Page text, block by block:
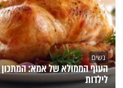
נשים
העוף הממולא של אמא:
לילדות